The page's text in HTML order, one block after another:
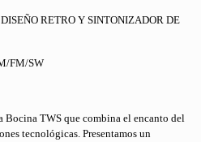
RETRO Y SINTONIZADOR DE
FM/SW
Bocina TWS que combina el encanto del
tecnológicas. Presentamos un